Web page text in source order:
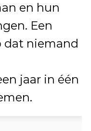
en hun
Een
dat niemand
jaar in één